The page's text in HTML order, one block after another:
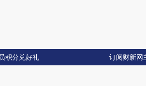
积分兑好礼 订阅财新网